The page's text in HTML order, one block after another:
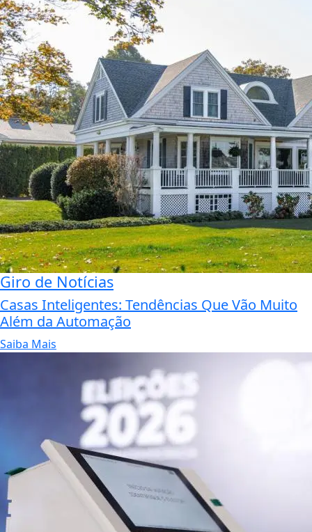
Giro de Notícias
Casas Inteligentes: Tendências Que Vão Muito
Além da Automação
Saiba Mais